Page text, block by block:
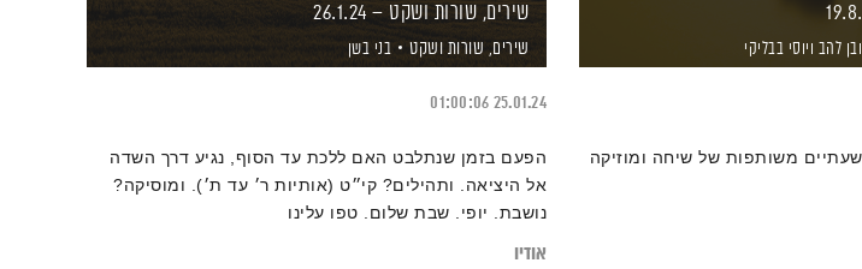
להב ויוסי בבליקי
משותפות של שיחה ומוזיקה
שירים, שורות ושקט – 26.1.24
שירים, שורות ושקט בני בשן
25.01.24
01:00:06
הפעם בזמן שנתלבט האם ללכת עד הסוף, נגיע דרך השדה
אל היציאה. ותהילים? קי״ט (אותיות ר׳ עד ת׳). ומוסיקה?
נושבת. יופי. שבת שלום. טפו עלינו
אודיו